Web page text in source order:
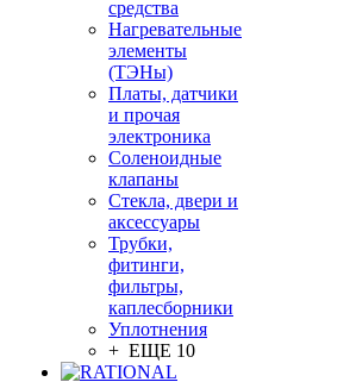
средства
Нагревательные
элементы
(ТЭНы)
Платы, датчики
и прочая
электроника
Соленоидные
клапаны
Стекла, двери и
аксессуары
Трубки,
фитинги,
фильтры,
каплесборники
Уплотнения
+ ЕЩЕ 10